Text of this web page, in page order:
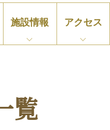
施設情報 アクセス
覧